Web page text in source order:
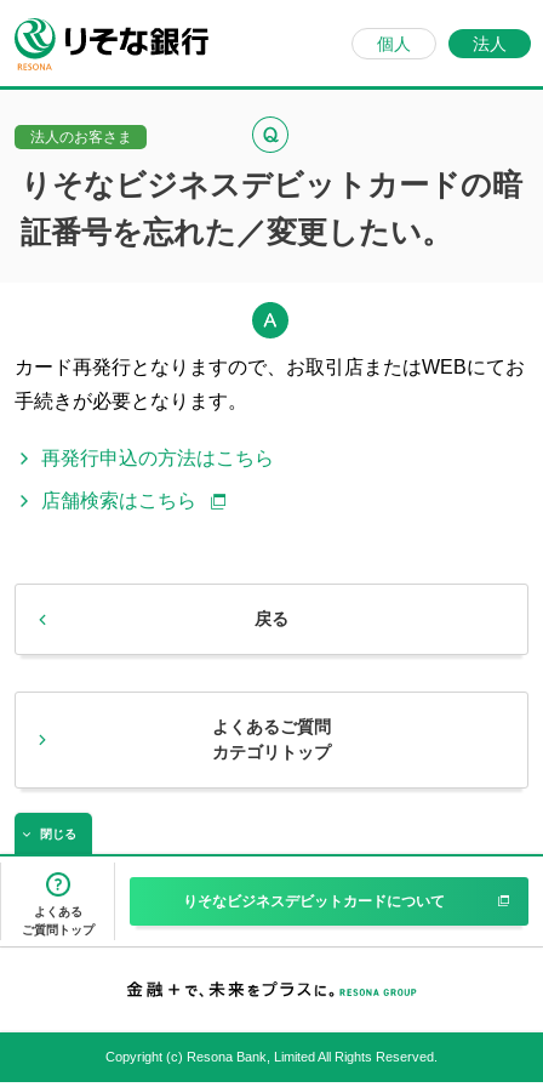
個人 法人
法人のお客さま
りそなビジネスデビットカードの暗
証番号を忘れた／変更したい。
カード再発行となりますので、お取引店またはWEBにてお
手続きが必要となります。
再発行申込の方法はこちら
店舗検索はこちら
戻る
よくあるご質問
カテゴリトップ
閉じる
よくある
ご質問トップ
りそなビジネスデビットカードについて
Copyright (c) Resona Bank, Limited All Rights Reserved.